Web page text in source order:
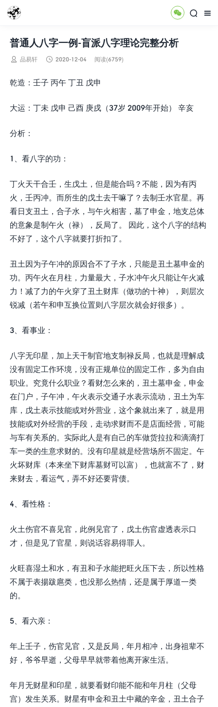



普通人八字一例-盲派八字理论完整分析
 品易轩  2020-12-04 阅读(6759)
乾造：壬子 丙午 丁丑 戊申
大运：丁未 戊申 己酉 庚戌（37岁 2009年开始） 辛亥
分析：
1、看八字的功：
丁火天干合壬，生戊土，但是能合吗？不能，因为有丙
火，壬丙冲。而所生的戊土去干嘛了？去制壬水官星。再
看日支丑土，合子水，与午火相害，墓了申金，地支总体
的意象是制午火（禄），反局了。 因此，这个八字的结构
不好了，这个八字就要打折扣了。
丑土因为子午冲的原因合不了子水，只能是丑土墓申金的
功。丙午火在月柱，力量最大，子水冲午火只能让午火减
力！减了力的午火穿了丑土财库（做功的十神），则层次
锐减（若午和申互换位置则八字层次就会好很多）。
3、看事业：
八字无印星，加上天干制官地支制禄反局，也就是理解成
没有固定工作环境，没有正规单位的固定工作，多为自由
职业。究竟什么职业？看财怎么来的，丑土墓申金，申金
在门户，子午冲，午火表示交通子水表示流动，丑土为车
库，戊土表示技能或对外营业，这个象就出来了，就是用
技能或对外经营的手段，走动求财而不是店面经营，可能
与车有关系的。实际此人是有自己的车做货拉拉和滴滴打
车一类的生意求财的。没有印星就是经营场所不固定。午
火坏财库（本来坐下财库墓财可以富），也就富不了，财
来财去，看运气，弄不好还要背债。
4、看性格：
火土伤官不喜见官，此例见官了，戊土伤官虚透表示口
才，但是见了官星，则说话容易得罪人。
火旺喜湿土和水，有丑和子水能把旺火压下去，所以性格
不属于表揚跋扈类，也没那么热情，还是属于厚道一类
的。
5、看六亲：
年上壬子，伤官见官，又是反局，年月相冲，出身祖辈不
好，爷爷早逝，父母早早就带着他离开家生活。
年月无财星和印星，就要看财印能不能和年月柱（父母
宫）发生关系。财星有申金和丑土中藏的辛金，丑土合子